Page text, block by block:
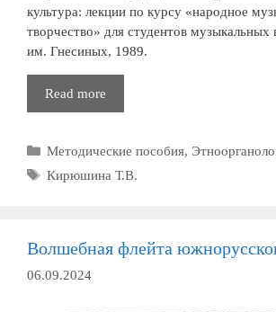
культура: лекции по курсу «народное
творчество» для студентов
им. Гнесиных, 1989.
Read more
русская
культура
Рубрики
Методические пособия,
Метки
Кирюшина Т.В.
Волшебная флейта
06.09.2024